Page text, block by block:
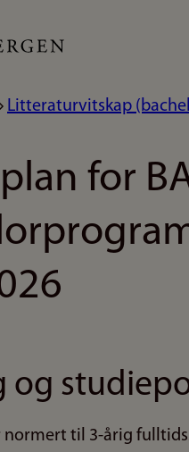
Litteraturvitskap
for
og
normert til 3-årig